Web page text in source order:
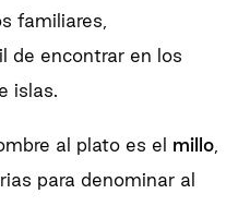
familiares,
de encontrar en los
islas.
al plato es el millo,
para denominar al